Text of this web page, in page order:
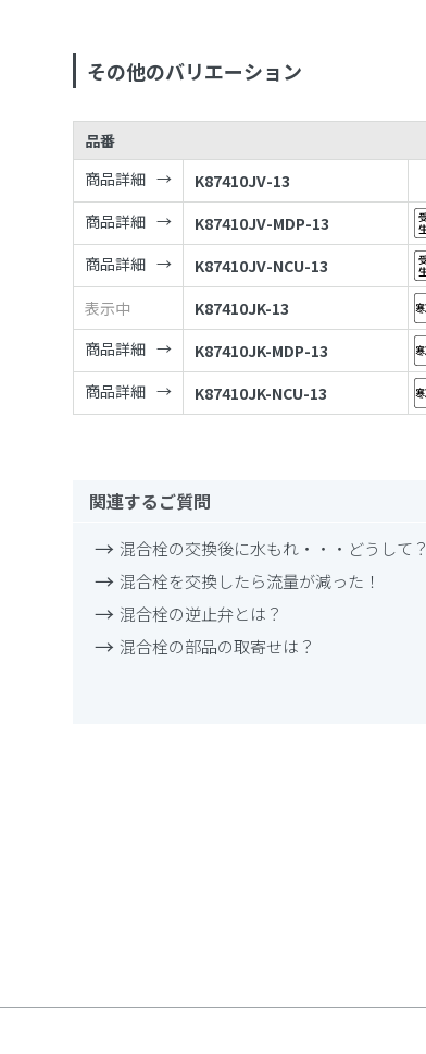
その他のバリエーション
品番
商品詳細
K87410JV-13
商品詳細
K87410JV-MDP-13
商品詳細
K87410JV-NCU-13
表示中
K87410JK-13
商品詳細
K87410JK-MDP-13
商品詳細
K87410JK-NCU-13
関連するご質問
混合栓の交換後に水もれ・・・どうして？
混合栓を交換したら流量が減った！
混合栓の逆止弁とは？
混合栓の部品の取寄せは？